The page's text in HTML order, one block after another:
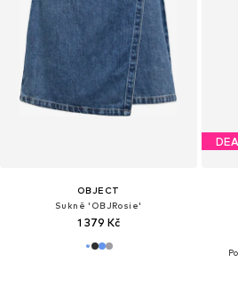
OBJECT
Sukně 'OBJRosie'
1 379 Kč